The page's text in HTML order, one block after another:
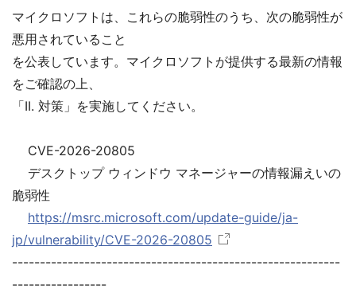
マイクロソフトは、これらの脆弱性のうち、次の脆弱性が
悪用されていること
を公表しています。マイクロソフトが提供する最新の情報
をご確認の上、
「II. 対策」を実施してください。
CVE-2026-20805
デスクトップ ウィンドウ マネージャーの情報漏えいの
脆弱性
https://msrc.microsoft.com/update-guide/ja-
jp/vulnerability/CVE-2026-20805
-----------------------------------------------------------
-----------------